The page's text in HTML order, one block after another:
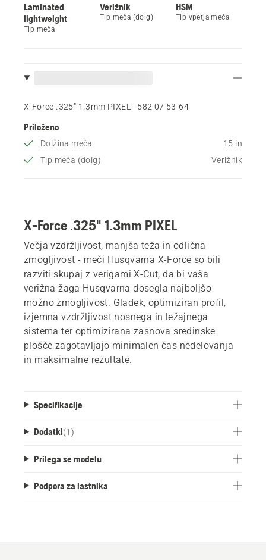
Laminated
lightweight
Tip meča
Verižnik
Tip meča (dolg)
HSM
Tip vpetja meča
X-Force .325" 1.3mm PIXEL - 582 07 53‑64
Priloženo
Dolžina meča
15 in
Tip meča (dolg)
Verižnik
X-Force .325" 1.3mm PIXEL
Večja vzdržljivost, manjša teža in odlična
zmogljivost - meči Husqvarna X-Force so bili
razviti skupaj z verigami X-Cut, da bi vaša
verižna žaga Husqvarna dosegla najboljšo
možno zmogljivost. Gladek, optimiziran profil,
izjemna vzdržljivost nosnega in ležajnega
sistema ter optimizirana zasnova sredinske
plošče zagotavljajo minimalen čas nedelovanja
in maksimalne rezultate.
Specifikacije
Dodatki(1 )
Prilega se modelu
Podpora za lastnika